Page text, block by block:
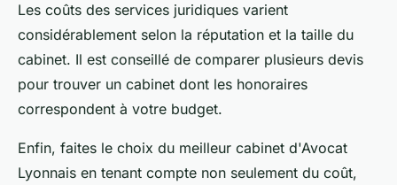
Les coûts des services juridiques varient
considérablement selon la réputation et la taille du
cabinet. Il est conseillé de comparer plusieurs devis
pour trouver un cabinet dont les honoraires
correspondent à votre budget.
Enfin, faites le choix du meilleur cabinet d'Avocat
Lyonnais en tenant compte non seulement du coût,